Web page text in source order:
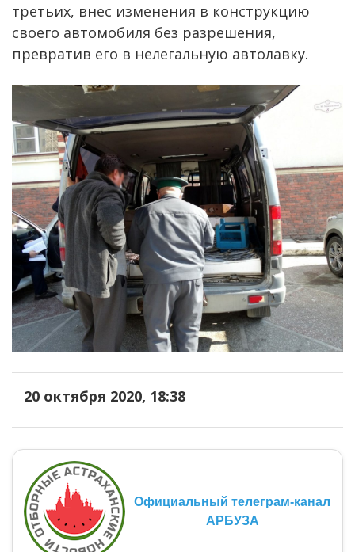
третьих, внес изменения в конструкцию
своего автомобиля без разрешения,
превратив его в нелегальную автолавку.
20 октября 2020, 18:38
Официальный телеграм-канал
АРБУЗА